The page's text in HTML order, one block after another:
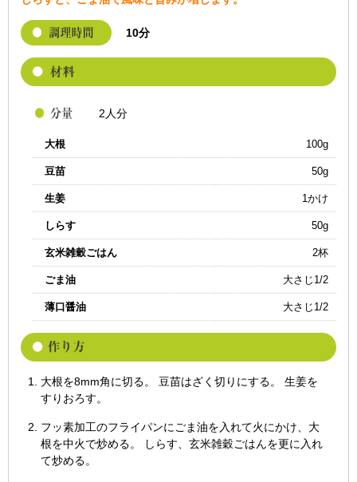
10分
2人分
大根 100g
豆苗 50g
生姜 1かけ
しらす 50g
玄米雑穀ごはん 2杯
ごま油 大さじ1/2
薄口醤油 大さじ1/2
大根を8mm角に切る。 豆苗はざく切りにする。 生姜を
すりおろす。
フッ素加工のフライパンにごま油を入れて火にかけ、大
根を中火で炒める。 しらす、玄米雑穀ごはんを更に入れ
て炒める。